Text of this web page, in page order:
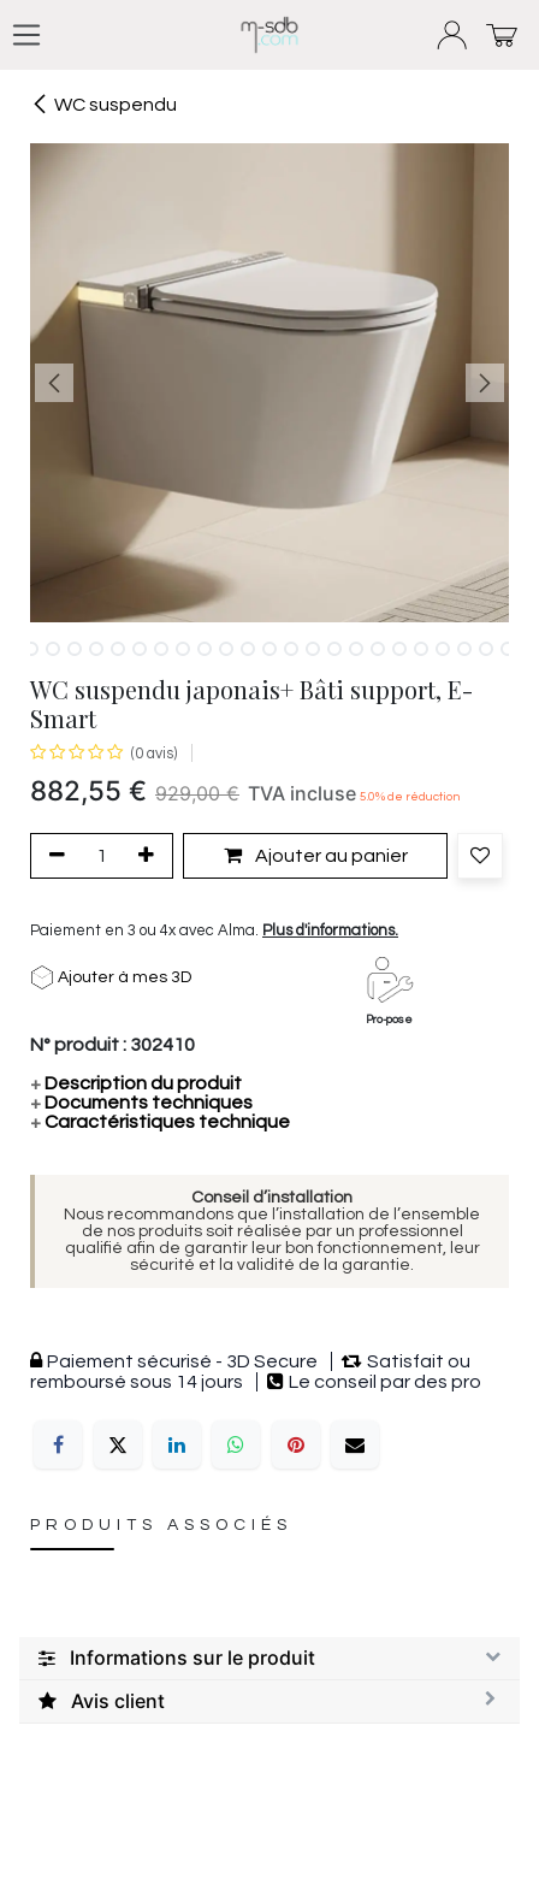
WC suspendu
WC suspendu japonais+ Bâti support, E-
Smart
(0 avis)
882,55 € 929,00€ TVA incluse 5.0% de réduction
Ajouter au panier
Paiement en 3 ou 4x avec Alma. Plus d'informations.
Ajouter à mes 3D
Pro-pose
N° produit : 302410
+ Description du produit
+ Documents techniques
+Caractéristiques technique
Conseil d’installation
Nous recommandons que l’installation de l’ensemble
de nos produits soit réalisée par un professionnel
qualifié afin de garantir leur bon fonctionnement, leur
sécurité et la validité de la garantie.
Paiement sécurisé - 3D Secure
Satisfait ou
remboursé sous 14 jours
Le conseil par des pro
PRODUITS ASSOCIÉS
Informations sur le produit
Avis client